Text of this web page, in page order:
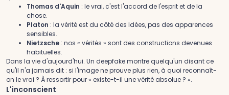
Thomas d'Aquin : le vrai, c'est l'accord de l'esprit et de la
chose.
Platon : la vérité est du côté des Idées, pas des apparences
sensibles.
Nietzsche : nos « vérités » sont des constructions devenues
habituelles.
Dans la vie d'aujourd'hui. Un deepfake montre quelqu'un disant ce
qu'il n'a jamais dit : si l'image ne prouve plus rien, à quoi reconnaît-
on le vrai ? À ressortir pour « existe-t-il une vérité absolue ? ».
L'inconscient